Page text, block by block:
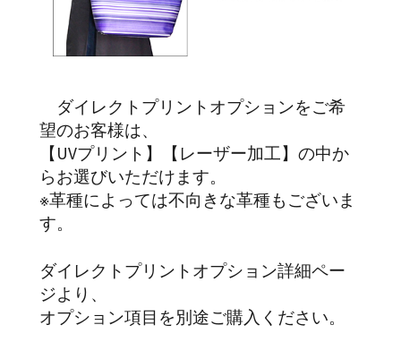
ダイレクトプリントオプションをご希
望のお客様は、
【UVプリント】【レーザー加工】の中か
らお選びいただけます。
※革種によっては不向きな革種もございま
す。
ダイレクトプリントオプション詳細ペー
ジより、
オプション項目を別途ご購入ください。